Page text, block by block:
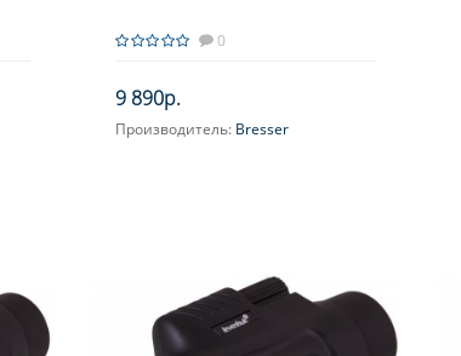
0
9 890р.
Производитель: Bresser